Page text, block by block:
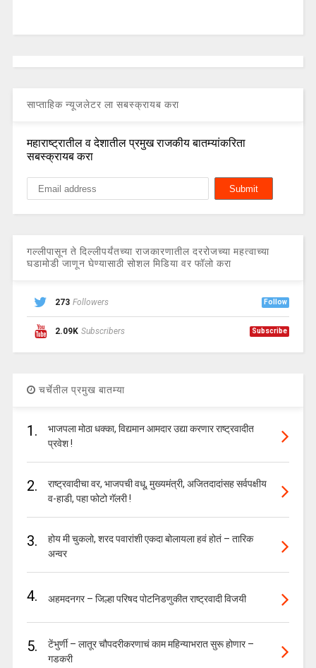
साप्ताहिक न्यूजलेटर ला सबस्क्रायब करा
महाराष्ट्रातील व देशातील प्रमुख राजकीय बातम्यांकरिता
सबस्क्रायब करा
गल्लीपासून ते दिल्लीपर्यंतच्या राजकारणातील दररोजच्या महत्वाच्या
घडामोडी जाणून घेण्यासाठी सोशल मिडिया वर फॉलो करा
273 Followers Follow
2.09K Subscribers Subscribe
चर्चेतील प्रमुख बातम्या
1.
भाजपला मोठा धक्का, विद्यमान आमदार उद्या करणार राष्ट्रवादीत
प्रवेश !
2.
राष्ट्रवादीचा वर, भाजपची वधू, मुख्यमंत्री, अजितदादांसह सर्वपक्षीय
व-हाडी, पहा फोटो गॅलरी !
3.
होय मी चुकलो, शरद पवारांशी एकदा बोलायला हवं होतं – तारिक
अन्वर
4. अहमदनगर – जिल्हा परिषद पोटनिडणुकीत राष्ट्रवादी विजयी
5.
टेंभुर्णी – लातूर चौपदरीकरणाचं काम महिन्याभरात सुरू होणार –
गडकरी